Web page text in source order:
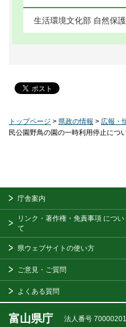
生活環境文化部 自然保
トップページ > 県政の情報 > 広報・
民公園野鳥の園の一時利用停止につ
庁舎案内
リンク・著作権・免責事項 につい
て
県ウェブサイトの使い方
ご意見・ご質問
よくある質問
富山県庁 法人番号